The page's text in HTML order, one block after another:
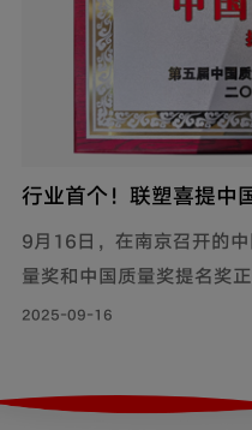
行业首个！联塑喜提中
9月16日，在南京召开的
量奖和中国质量奖提名奖
同高效数智质量管理模式”
2025-09-16